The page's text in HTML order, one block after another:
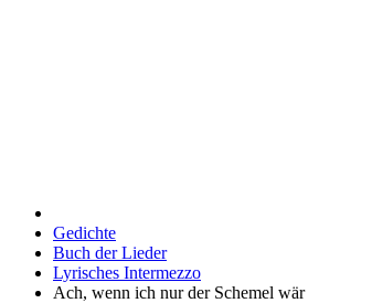
Gedichte
Buch der Lieder
Lyrisches Intermezzo
Ach, wenn ich nur der Schemel wär